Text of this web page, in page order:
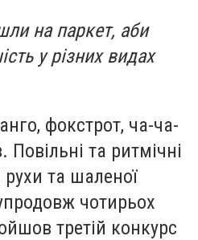
на паркет, аби
у різних видах
фокстрот, ча-ча-
та ритмічні
рухи та шаленої
чотирьох
третій конкурс